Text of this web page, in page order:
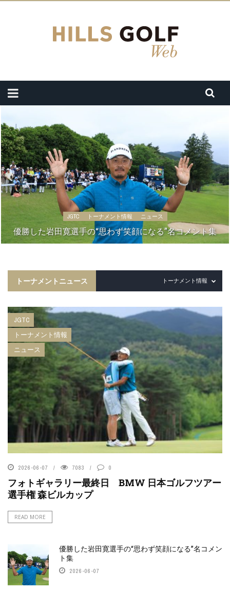
JGTC トーナメント情報 ニュース
優勝した岩田寛選手の“思わず笑顔になる”名コメント集
トーナメントニュース トーナメント情報
JGTC
トーナメント情報
ニュース
2026-06-07 7083 0
フォトギャラリー最終日 BMW 日本ゴルフツアー
選手権 森ビルカップ
READ MORE
優勝した岩田寛選手の“思わず笑顔になる”名コメン
ト集
2026-06-07